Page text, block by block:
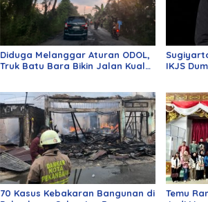
Diduga Melanggar Aturan ODOL,
Truk Batu Bara Bikin Jalan Kuala
IKJS
70 Kasus Kebakaran Bangunan di
Temu